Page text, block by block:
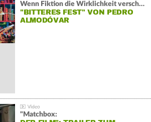
Wenn Fiktion die Wirklichkeit verschiebt:
"BITTERES FEST" VON PEDRO
ALMODÓVAR
"Matchbox: